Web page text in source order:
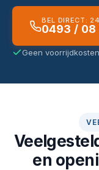
BEL DIRECT:
0493 / 08
Geen
en